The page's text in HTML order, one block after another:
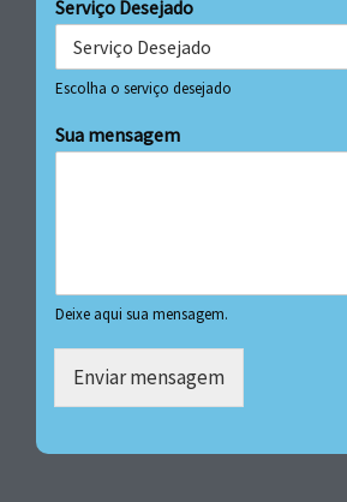
Serviço Desejado
Escolha o serviço desejado
Sua mensagem
Deixe aqui sua mensagem.
Enviar mensagem